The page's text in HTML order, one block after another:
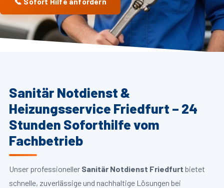
Sanitär Notdienst &
Heizungsservice Friedfurt – 24
Stunden Soforthilfe vom
Fachbetrieb
Unser professioneller Sanitär Notdienst Friedfurt bietet
schnelle, zuverlässige und nachhaltige Lösungen bei